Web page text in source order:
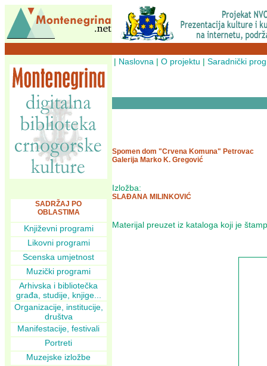
SADRŽAJ PO
OBLASTIMA
Književni programi
Likovni programi
Scenska umjetnost
Muzički programi
Arhivska i bibliotečka
građa, studije, knjige...
Organizacije, institucije,
društva
Manifestacije, festivali
Portreti
Muzejske izložbe
| Naslovna | O projektu | Saradnički
Spomen dom "Crvena Komuna" Petrovac
Galerija Marko K. Gregović
Izložba:
SLAĐANA MILINKOVIĆ
Materijal preuzet iz kataloga koji je